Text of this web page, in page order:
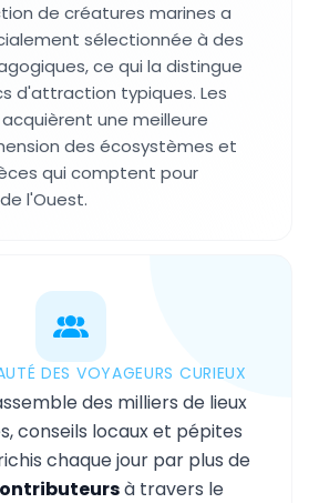
de créatures marines a
sélectionnée à des
ce qui la distingue
d'attraction typiques. Les
une meilleure
des écosystèmes et
qui comptent pour
l'Ouest.
DES VOYAGEURS CURIEUX
des milliers de lieux
conseils locaux et pépites
chaque jour par plus de
à travers le